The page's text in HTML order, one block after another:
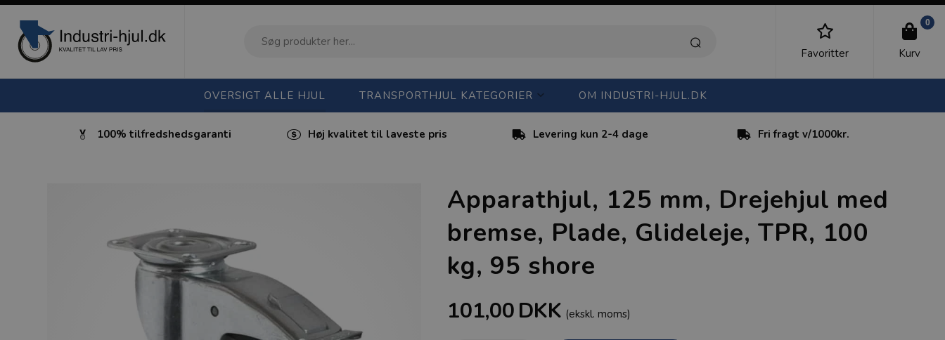
Favoritter
0
Kurv
OVERSIGT ALLE HJUL TRANSPORTHJUL KATEGORIER OM INDUSTRI-HJUL.DK
100% tilfredshedsgaranti Høj kvalitet til laveste pris Levering kun 2-4 dage Fri fragt v/1000kr.
Apparathjul, 125 mm, Drejehjul med
bremse, Plade, Glideleje, TPR, 100
kg, 95 shore
101,00DKK (ekskl. moms)